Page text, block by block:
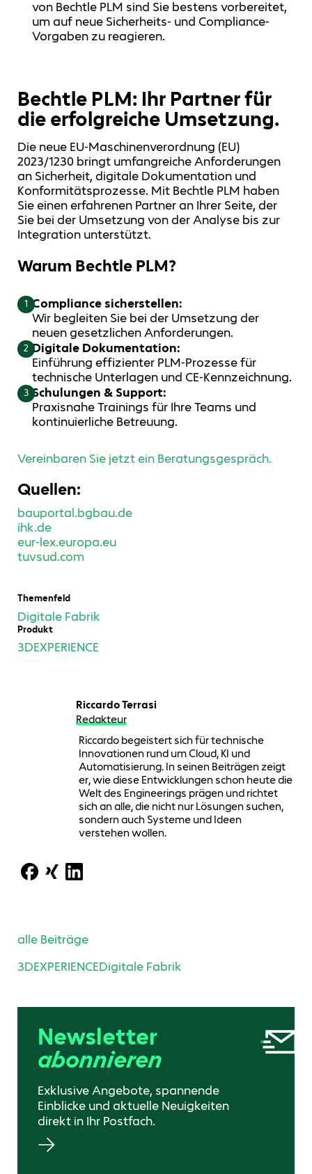
Themenfeld
Digitale Fabrik
Produkt
3DEXPERIENCE
von Bechtle PLM sind Sie bestens vorbereitet,
um auf neue Sicherheits- und Compliance-
Vorgaben zu reagieren.
Bechtle PLM: Ihr Partner für
die erfolgreiche Umsetzung.
Die neue EU-Maschinenverordnung (EU)
2023/1230 bringt umfangreiche Anforderungen
an Sicherheit, digitale Dokumentation und
Konformitätsprozesse. Mit Bechtle PLM haben
Sie einen erfahrenen Partner an Ihrer Seite, der
Sie bei der Umsetzung von der Analyse bis zur
Integration unterstützt.
Warum Bechtle PLM?
1 Compliance sicherstellen:
Wir begleiten Sie bei der Umsetzung der
neuen gesetzlichen Anforderungen.
2 Digitale Dokumentation:
Einführung effizienter PLM-Prozesse für
technische Unterlagen und CE-Kennzeichnung.
3 Schulungen & Support:
Praxisnahe Trainings für Ihre Teams und
kontinuierliche Betreuung.
Vereinbaren Sie jetzt ein Beratungsgespräch.
Quellen:
bauportal.bgbau.de
ihk.de
eur-lex.europa.eu
tuvsud.com
Riccardo Terrasi
Redakteur
Riccardo begeistert sich für technische
Innovationen rund um Cloud, KI und
Automatisierung. In seinen Beiträgen zeigt
er, wie diese Entwicklungen schon heute die
Welt des Engineerings prägen und richtet
sich an alle, die nicht nur Lösungen suchen,
sondern auch Systeme und Ideen
verstehen wollen.
alle Beiträge
3DEXPERIENCEDigitale Fabrik
Newsletter
abonnieren
Exklusive Angebote, spannende
Einblicke und aktuelle Neuigkeiten
direkt in Ihr Postfach.